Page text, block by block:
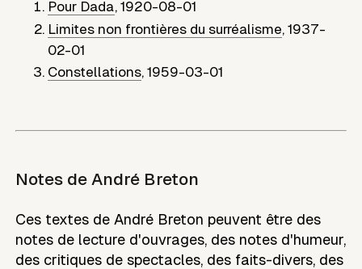
Pour Dada,1920-08-01
Limites non frontières du surréalisme,1937-
02-01
Constellations,1959-03-01
Notes de André Breton
Ces textes de André Breton peuvent être des
notes de lecture d'ouvrages, des notes d'humeur,
des critiques de spectacles, des faits-divers, des